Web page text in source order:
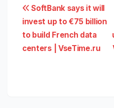
Навигация
по
записям
SoftBank says it will
invest up to €75 billion
to build French data
centers | VseTime.ru